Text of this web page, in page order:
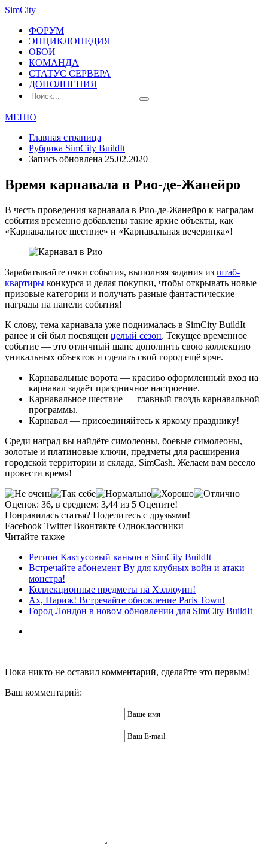
SimCity
ФОРУМ
ЭНЦИКЛОПЕДИЯ
ОБОИ
КОМАНДА
СТАТУС СЕРВЕРА
ДОПОЛНЕНИЯ
МЕНЮ
Главная страница
Рубрика SimCity BuildIt
Запись обновлена 25.02.2020
Время карнавала в Рио-де-Жанейро
В честь проведения карнавала в Рио-де-Жанейро к наградам
события временно добавлены такие яркие объекты, как
«Карнавальное шествие» и «Карнавальная вечеринка»!
Зарабатывайте очки события, выполняя задания из штаб-
квартиры конкурса и делая покупки, чтобы открывать новые
призовые категории и получать разные фантастические
награды на панели события!
К слову, тема карнавала уже поднималась в SimCity BuildIt
ранее и ей был посвящен целый сезон. Текущее временное
событие — это отличный шанс дополнить свою коллекцию
уникальных объектов и сделать свой город ещё ярче.
Карнавальные ворота — красиво оформленный вход на
карнавал задаёт праздничное настроение.
Карнавальное шествие — главный гвоздь карнавальной
программы.
Карнавал — присоединяйтесь к яркому празднику!
Среди наград вы найдёте симолеоны, боевые симолеоны,
золотые и платиновые ключи, предметы для расширения
городской территории и склада, SimCash. Желаем вам весело
провести время!
Оценок: 36, в среднем: 3,44 из 5 Оцените!
Понравилась статья? Поделитесь с друзьями!
Facebook Twitter Вконтакте Одноклассники
Читайте также
Регион Кактусовый каньон в SimCity BuildIt
Встречайте абонемент Ву для клубных войн и атаки
монстра!
Коллекционные предметы на Хэллоуин!
Ах, Париж! Встречайте обновление Paris Town!
Город Лондон в новом обновлении для SimCity BuildIt
Пока никто не оставил комментарий, сделайте это первым!
Ваш комментарий:
Ваше имя
Ваш E-mail